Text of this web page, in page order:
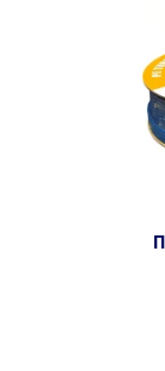
пе ø1/4″ блакитна (бухта